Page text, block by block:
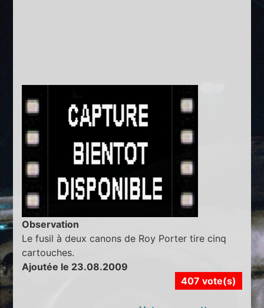
Observation
Le fusil à deux canons de Roy Porter tire cinq
cartouches.
Ajoutée le 23.08.2009
407 vote(s)